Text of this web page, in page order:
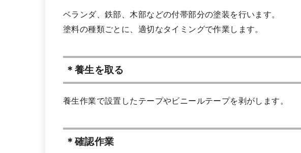
ベランダ、鉄部、木部などの付帯部分の塗装を行います。
塗料の種類ごとに、適切なタイミングで作業します。
＊養生を取る
養生作業で設置したテープやビニールテープを剥がします。
＊確認作業